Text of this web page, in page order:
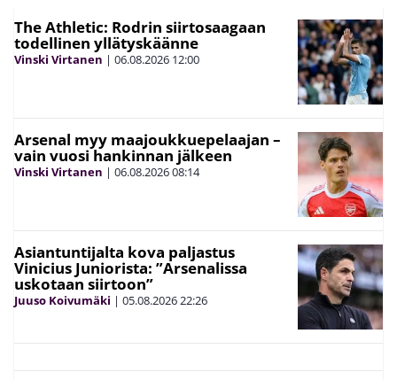
The Athletic: Rodrin siirtosaagaan
todellinen yllätyskäänne
Vinski Virtanen | 06.08.2026 12:00
Arsenal myy maajoukkuepelaajan –
vain vuosi hankinnan jälkeen
Vinski Virtanen | 06.08.202608:14
Asiantuntijalta kova paljastus
Vinicius Juniorista: ”Arsenalissa
uskotaan siirtoon”
Juuso Koivumäki | 05.08.202622:26